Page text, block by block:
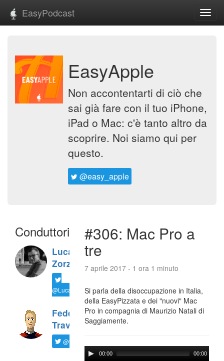
EasyPodcast
EasyApple
Non accontentarti di ciò che
sai già fare con il tuo iPhone,
iPad o Mac: c'è tanto altro da
scoprire. Noi siamo qui per
questo.
@easy_apple
Conduttori
Luca
Zorzi
@LucaTNT
Federico
Travaini
@ftrava
#306: Mac Pro a
tre
7 aprile 2017 - 1 ora 1 minuto
Si parla della disoccupazione in Italia,
della EasyPizzata e dei "nuovi" Mac
Pro in compagnia di Maurizio Natali di
Saggiamente.
00:00 00:00